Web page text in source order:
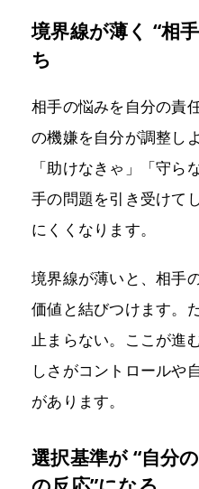
境界線が薄く “相
ち
相手の悩みを自分の責
の機嫌を自分が調整し
「助けなきゃ」「守ら
手の問題を引き受けて
にくくなります。
境界線が薄いと、相手
価値と結びつけます。
止まらない。ここが進
しさがコントロールや
があります。
選択基準が “自分